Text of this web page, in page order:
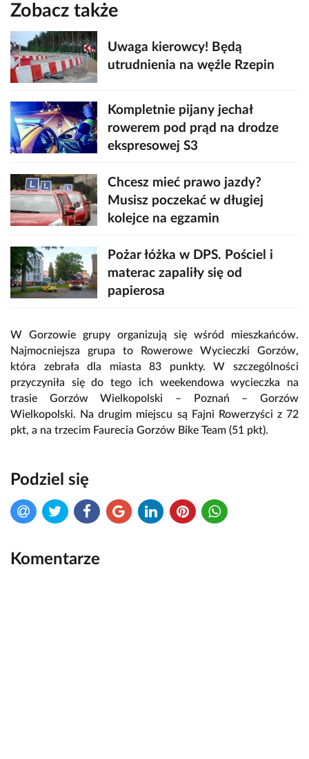
Zobacz także
Uwaga kierowcy! Będą
utrudnienia na węźle Rzepin
Kompletnie pijany jechał
rowerem pod prąd na drodze
ekspresowej S3
Chcesz mieć prawo jazdy?
Musisz poczekać w długiej
kolejce na egzamin
Pożar łóżka w DPS. Pościel i
materac zapaliły się od
papierosa
W Gorzowie grupy organizują się wśród mieszkańców.
Najmocniejsza grupa to Rowerowe Wycieczki Gorzów,
która zebrała dla miasta 83 punkty. W szczególności
przyczyniła się do tego ich weekendowa wycieczka na
trasie Gorzów Wielkopolski – Poznań – Gorzów
Wielkopolski. Na drugim miejscu są Fajni Rowerzyści z 72
pkt, a na trzecim Faurecia Gorzów Bike Team (51 pkt).
Podziel się
Komentarze